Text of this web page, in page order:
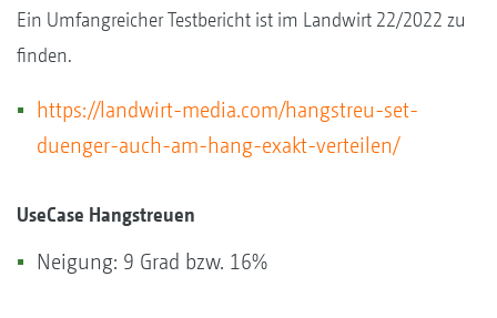
Ein Umfangreicher Testbericht ist im Landwirt 22/2022 zu
finden.
https://landwirt-media.com/hangstreu-set-
duenger-auch-am-hang-exakt-verteilen/
UseCase Hangstreuen
Neigung: 9 Grad bzw. 16%